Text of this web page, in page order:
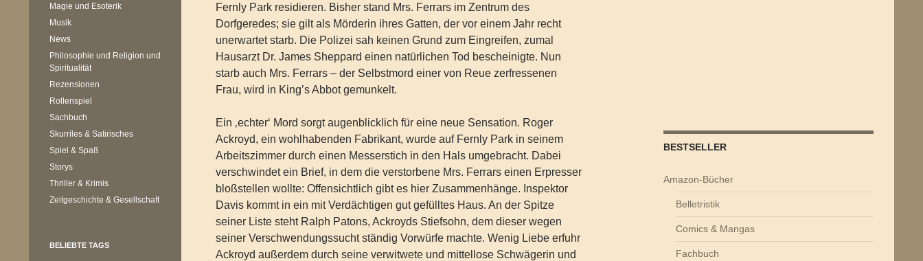
Fernly Park residieren. Bisher stand Mrs. Ferrars im Zentrum des
Dorfgeredes; sie gilt als Mörderin ihres Gatten, der vor einem Jahr recht
unerwartet starb. Die Polizei sah keinen Grund zum Eingreifen, zumal
Hausarzt Dr. James Sheppard einen natürlichen Tod bescheinigte. Nun
starb auch Mrs. Ferrars – der Selbstmord einer von Reue zerfressenen
Frau, wird in King’s Abbot gemunkelt.
Ein ‚echter‘ Mord sorgt augenblicklich für eine neue Sensation. Roger
Ackroyd, ein wohlhabenden Fabrikant, wurde auf Fernly Park in seinem
Arbeitszimmer durch einen Messerstich in den Hals umgebracht. Dabei
verschwindet ein Brief, in dem die verstorbene Mrs. Ferrars einen Erpresser
bloßstellen wollte: Offensichtlich gibt es hier Zusammenhänge. Inspektor
Davis kommt in ein mit Verdächtigen gut gefülltes Haus. An der Spitze
seiner Liste steht Ralph Patons, Ackroyds Stiefsohn, dem dieser wegen
seiner Verschwendungssucht ständig Vorwürfe machte. Wenig Liebe erfuhr
Ackroyd außerdem durch seine verwitwete und mittellose Schwägerin und
BESTSELLER
Amazon-Bücher
Belletristik
Comics & Mangas
Fachbuch
Magie und Esoterik
Musik
News
Philosophie und Religion und
Spiritualität
Rezensionen
Rollenspiel
Sachbuch
Skurriles & Satirisches
Spiel & Spaß
Storys
Thriller & Krimis
Zeitgeschichte & Gesellschaft
BELIEBTE TAGS